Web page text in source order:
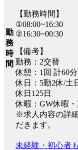
勤
務
時
間
【勤務時間】
①08:00~16:30
②16:30~00:30
【備考】
勤務：2交替
休憩：1回 計60分
休日：5勤2休/土
休日125日
休暇：GW休暇
※求人内容の詳
だきます。
未経験・初心者